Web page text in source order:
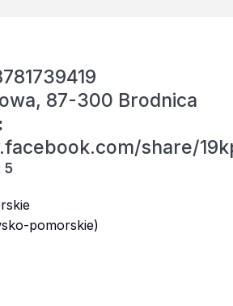
87-300 Brodnica
share/
5
pomorskie)